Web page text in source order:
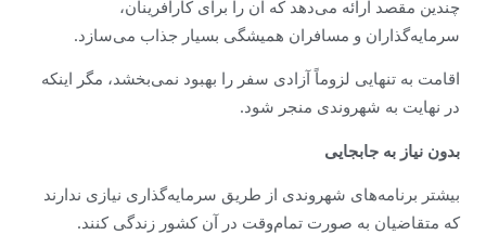
چندین مقصد ارائه می‌دهد که آن را برای کارآفرینان،
سرمایه‌گذاران و مسافران همیشگی بسیار جذاب می‌سازد.
اقامت به تنهایی لزوماً آزادی سفر را بهبود نمی‌بخشد، مگر اینکه
در نهایت به شهروندی منجر شود.
بدون نیاز به جابجایی
بیشتر برنامه‌های شهروندی از طریق سرمایه‌گذاری نیازی ندارند
که متقاضیان به صورت تمام‌وقت در آن کشور زندگی کنند.